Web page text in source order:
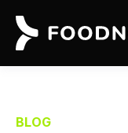
BLOG